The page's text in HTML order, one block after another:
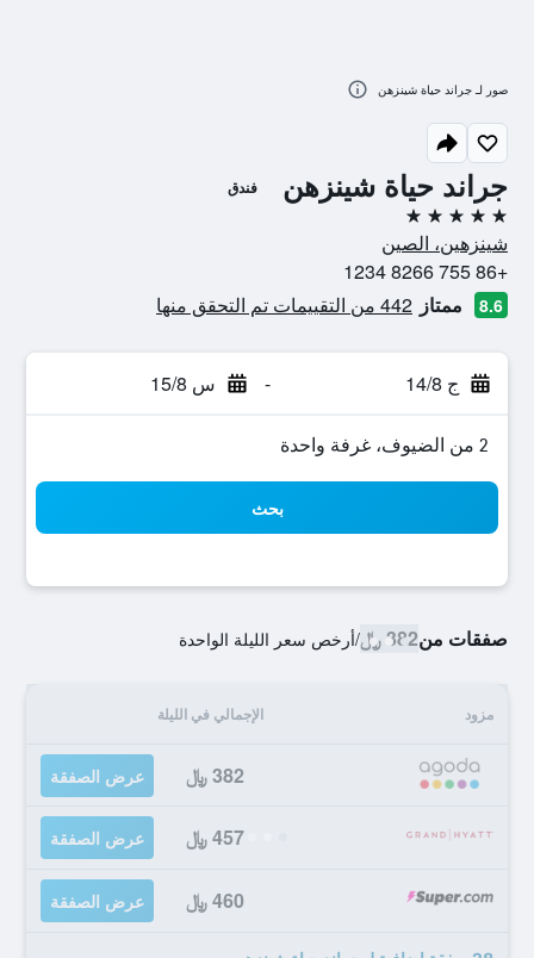
جراند حياة شينزهن فندق
5 نجوم
شينزهين، الصين
+86 755 8266 1234
8.6 ممتاز 442 من التقييمات تم التحقق منها
ج 14/8 - س 15/8
2 من الضيوف، غرفة واحدة
بحث
صفقات من382 ﷼ /أرخص سعر الليلة الواحدة
مزود الإجمالي في الليلة
382 ﷼ عرض الصفقة
457 ﷼ عرض الصفقة
460 ﷼ عرض الصفقة
صور لـ جراند حياة شينزهن